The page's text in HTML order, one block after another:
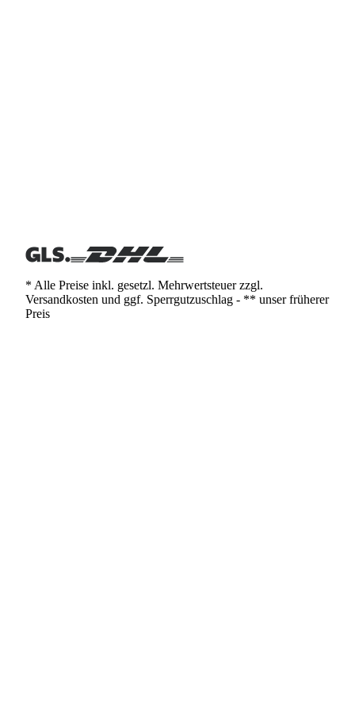
* Alle Preise inkl. gesetzl. Mehrwertsteuer zzgl.
Versandkosten und ggf. Sperrgutzuschlag - ** unser früherer
Preis